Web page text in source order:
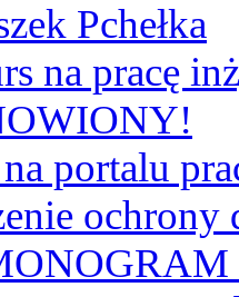
Pchełka
na pracę
portalu
ochrony